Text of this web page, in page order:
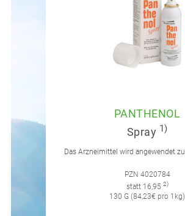
PANTHENOL
Spray 1)
PZN 4020784
statt 16,95 2)
130 G (84,23€ pro 1kg)